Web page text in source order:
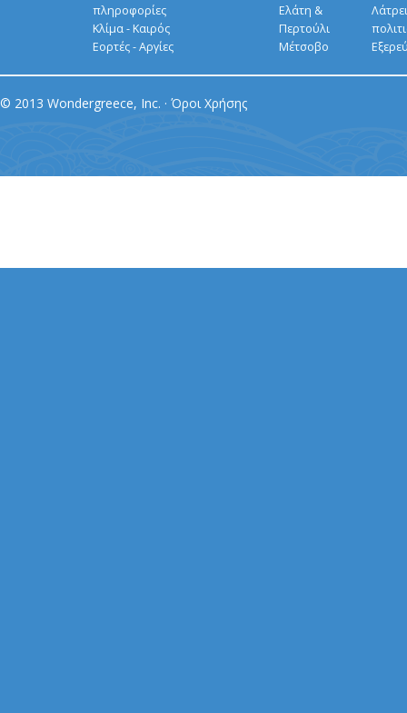
πληροφορίες
Κλίμα - Καιρός
Εορτές - Αργίες
Ελάτη &
Περτούλι
Μέτσοβο
© 2013 Wondergreece, Inc. · Όροι Χρήσης